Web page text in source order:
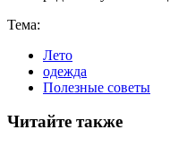
Тема:
Лето
одежда
Полезные советы
Читайте также